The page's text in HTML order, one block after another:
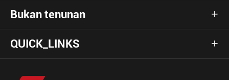
Bukan tenunan 
QUICK_LINKS 